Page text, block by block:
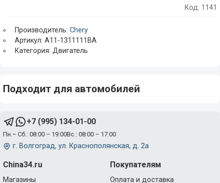
Код: 1141
Производитель: Chery
Артикул: A11-1311111BA
Категория: Двигатель
Подходит для автомобилей
+7 (995) 134-01-00
Пн.– Сб.: 08:00 – 19:00Вс.: 08:00 – 17:00
г. Волгоград, ул. Краснополянская, д. 2а
China34.ru
Магазины
Покупателям
Оплата и доставка